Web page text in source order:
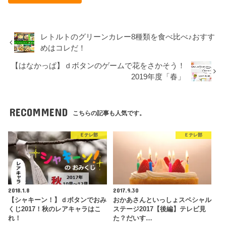
レトルトのグリーンカレー8種類を食べ比べ♪おすす
めはコレだ！
【はなかっぱ】ｄボタンのゲームで花をさかそう！
2019年度「春」
RECOMMEND こちらの記事も人気です。
Ｅテレ部
2018.1.8
【シャキーン！】ｄボタンでおみ
くじ2017！秋のレアキャラはこ
れ！
Ｅテレ部
2017.9.30
おかあさんといっしょスペシャル
ステージ2017【後編】テレビ見
た？だいす…